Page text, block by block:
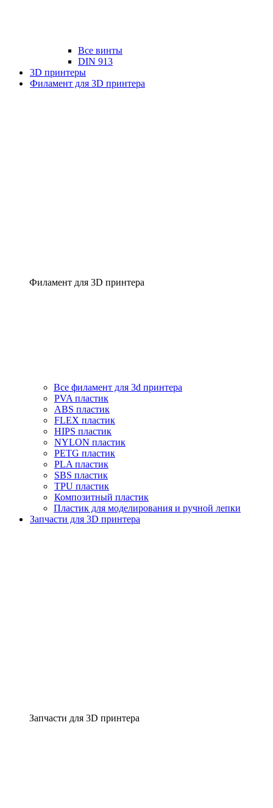
Все винты
DIN 913
3D принтеры
Филамент для 3D принтера
Филамент для 3D принтера
Все филамент для 3d принтера
PVA пластик
ABS пластик
FLEX пластик
HIPS пластик
NYLON пластик
PETG пластик
PLA пластик
SBS пластик
TPU пластик
Композитный пластик
Пластик для моделирования и ручной лепки
Запчасти для 3D принтера
Запчасти для 3D принтера